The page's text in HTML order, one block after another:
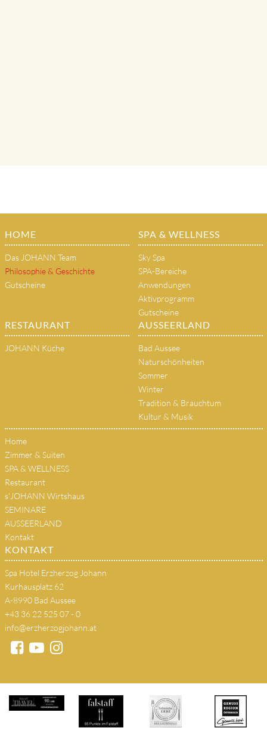
HOME
Das JOHANN Team
Philosophie & Geschichte
Gutscheine
SPA & WELLNESS
Sky Spa
SPA-Bereiche
Anwendungen
Aktivprogramm
Gutscheine
RESTAURANT
JOHANN Küche
AUSSEERLAND
Bad Aussee
Naturschönheiten
Sommer
Winter
Tradition & Brauchtum
Kultur & Musik
Home
Zimmer & Suiten
SPA & WELLNESS
Restaurant
s'JOHANN Wirtshaus
SEMINARE
AUSSEERLAND
Kontakt
KONTAKT
Spa Hotel Erzherzog Johann
Kurhausplatz 62
A-8990 Bad Aussee
+43 36 22 525 07 - 0
info@erzherzogjohann.at